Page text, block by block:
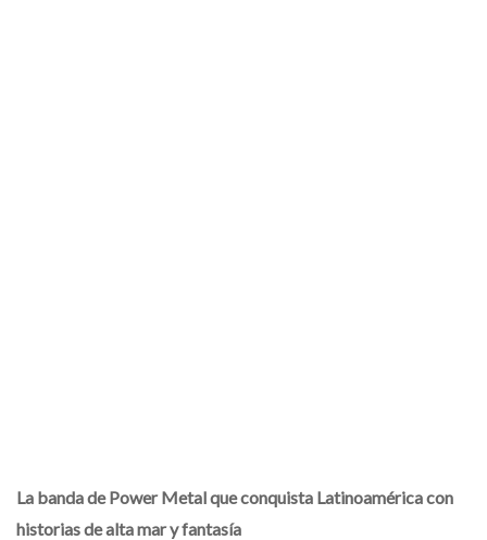
La banda de Power Metal que conquista Latinoamérica con
historias de alta mar y fantasía